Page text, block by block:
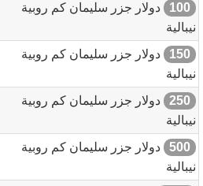
100
دولار جزر سليمان كم روبية
نيبالية
150
دولار جزر سليمان كم روبية
نيبالية
250
دولار جزر سليمان كم روبية
نيبالية
500
دولار جزر سليمان كم روبية
نيبالية